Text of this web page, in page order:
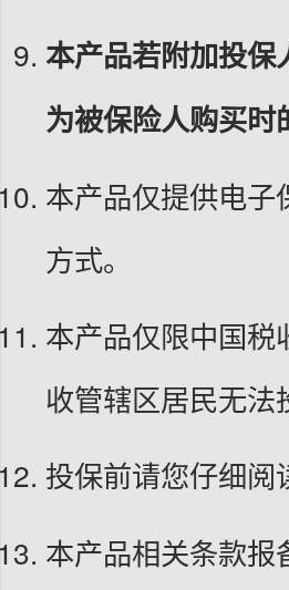
本产品若附加投保
为被保险人购买
本产品仅提供电
方式。
本产品仅限中国
收管辖区居民无法
投保前请您仔细阅
本产品相关条款